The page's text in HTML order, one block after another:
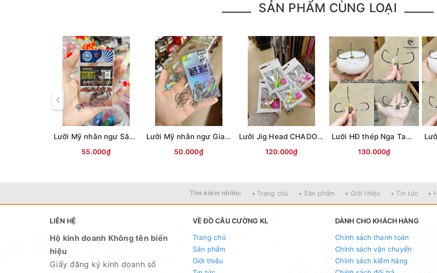
SẢN PHẨM CÙNG LOẠI
Lưỡi Mỹ nhân ngư Săn hàng (ĐEN)
55.000₫
Lưỡi Mỹ nhân ngư Giao long có ngạnh (Trắng)
50.000₫
Lưỡi Jig Head CHADO đầu cá các màu
120.000₫
Lưỡi HĐ thép Nga Tam Mác Vuông
130.000₫
Tìm kiếm nhiều: • Trang chủ • Sản phẩm • Giới thiệu • Tin tức •
LIÊN HỆ
Hộ kinh doanh Không tên biển
hiệu
Giấy đăng ký kinh doanh số
VỀ ĐỒ CÂU CƯỜNG KL
Trang chủ
Sản phẩm
Giới thiệu
DÀNH CHO KHÁCH HÀNG
Chính sách thanh toán
Chính sách vận chuyển
Chính sách kiểm hàng